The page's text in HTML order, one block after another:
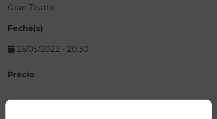
Gran Teatro
Fecha(s)
26/05/2022 - 20:30
Precio